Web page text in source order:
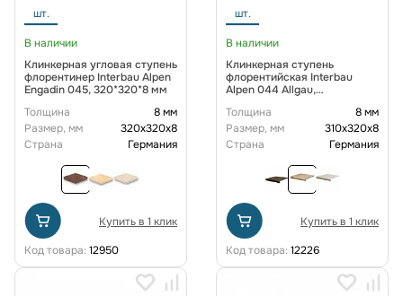
шт.
В наличии
Клинкерная угловая ступень
флорентинер Interbau Alpen
Engadin 045, 320*320*8 мм
Толщина
8 мм
Размер, мм
320х320х8
Страна
Германия
Купить в 1 клик
Код товара: 12950
шт.
В наличии
Клинкерная ступень
флорентийская Interbau
Alpen 044 Allgau,
Толщина
8 мм
Размер, мм
310х320х8
Страна
Германия
Купить в 1 клик
Код товара: 12226